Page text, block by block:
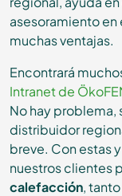
asesoramiento en
muchas ventajas.
Encontrará
Intranet de
No hay
distribuidor
breve. Con estas
nuestros clientes
calefacción,